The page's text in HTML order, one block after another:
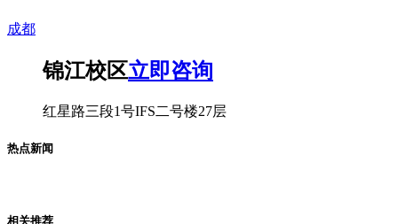
成都
锦江校区立即咨询
红星路三段1号IFS二号楼27层
热点新闻
相关推荐